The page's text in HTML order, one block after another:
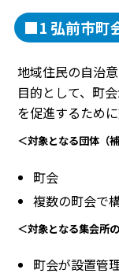
■1 弘前市町
地域住民の自治
目的として、町
を促進するため
＜対象となる団体（
町会
複数の町会で
＜対象となる集会所
町会が設置管